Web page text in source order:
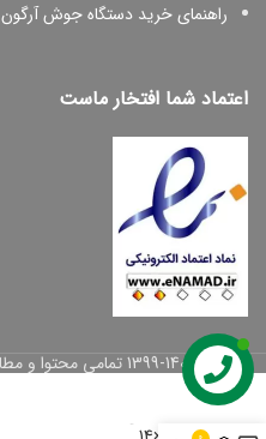
راهنمای خرید دستگاه جوش آرگون
اعتماد شما افتخار ماست
© 1399-1402 تمامی محتوا و مطالب متعلق به ابزار بیات می باشد.
شیروانی